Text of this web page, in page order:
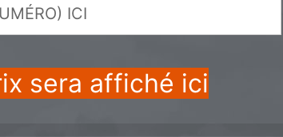
sera affiché ici